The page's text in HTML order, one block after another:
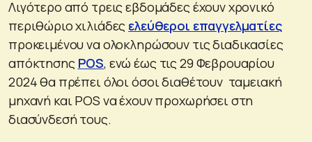
Λιγότερο από τρεις εβδομάδες έχουν χρονικό
περιθώριο χιλιάδες ελεύθεροι επαγγελματίες
προκειμένου να ολοκληρώσουν τις διαδικασίες
απόκτησης POS, ενώ έως τις 29 Φεβρουαρίου
2024 θα πρέπει όλοι όσοι διαθέτουν ταμειακή
μηχανή και POS να έχουν προχωρήσει στη
διασύνδεσή τους.